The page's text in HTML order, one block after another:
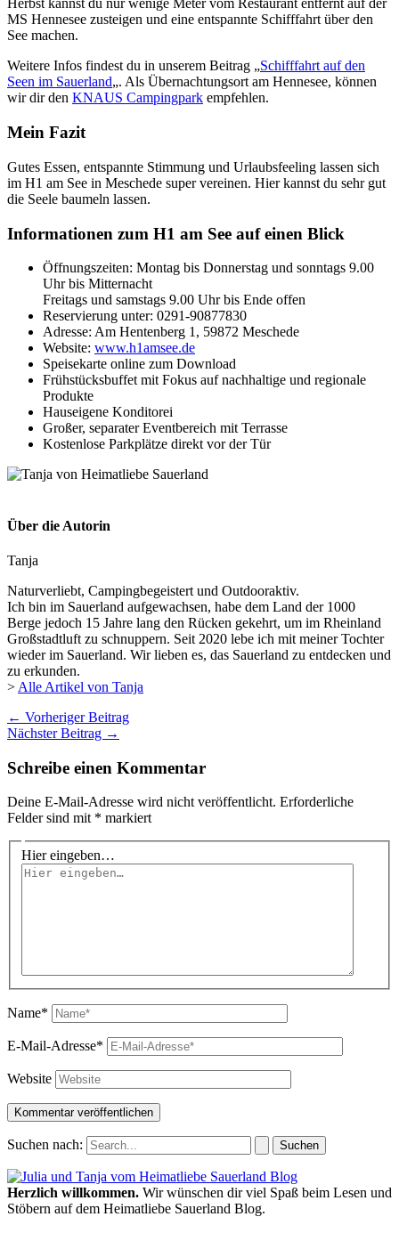
Herbst kannst du nur wenige Meter vom Restaurant entfernt auf der
MS Hennesee zusteigen und eine entspannte Schifffahrt über den
See machen.
Weitere Infos findest du in unserem Beitrag „Schifffahrt auf den
Seen im Sauerland„. Als Übernachtungsort am Hennesee, können
wir dir den KNAUS Campingpark empfehlen.
Mein Fazit
Gutes Essen, entspannte Stimmung und Urlaubsfeeling lassen sich
im H1 am See in Meschede super vereinen. Hier kannst du sehr gut
die Seele baumeln lassen.
Informationen zum H1 am See auf einen Blick
Öffnungszeiten: Montag bis Donnerstag und sonntags 9.00
Uhr bis Mitternacht
Freitags und samstags 9.00 Uhr bis Ende offen
Reservierung unter: 0291-90877830
Adresse: Am Hentenberg 1, 59872 Meschede
Website: www.h1amsee.de
Speisekarte online zum Download
Frühstücksbuffet mit Fokus auf nachhaltige und regionale
Produkte
Hauseigene Konditorei
Großer, separater Eventbereich mit Terrasse
Kostenlose Parkplätze direkt vor der Tür
Über die Autorin
Tanja
Naturverliebt, Campingbegeistert und Outdooraktiv.
Ich bin im Sauerland aufgewachsen, habe dem Land der 1000
Berge jedoch 15 Jahre lang den Rücken gekehrt, um im Rheinland
Großstadtluft zu schnuppern. Seit 2020 lebe ich mit meiner Tochter
wieder im Sauerland. Wir lieben es, das Sauerland zu entdecken und
zu erkunden.
> Alle Artikel von Tanja
← Vorheriger Beitrag
Nächster Beitrag →
Schreibe einen Kommentar
Deine E-Mail-Adresse wird nicht veröffentlicht. Erforderliche
Felder sind mit * markiert
Hier eingeben…
Name*
E-Mail-Adresse*
Website
Suchen nach:
Herzlich willkommen. Wir wünschen dir viel Spaß beim Lesen und
Stöbern auf dem Heimatliebe Sauerland Blog.